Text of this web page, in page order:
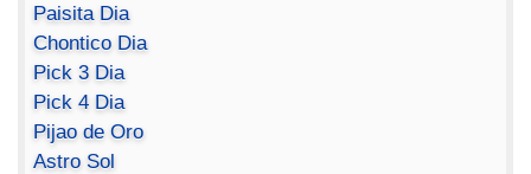
Paisita Dia
Chontico Dia
Pick 3 Dia
Pick 4 Dia
Pijao de Oro
Astro Sol